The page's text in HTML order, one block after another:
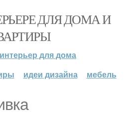
ДЛЯ ДОМА И
интерьер для дома
идеи дизайна мебель